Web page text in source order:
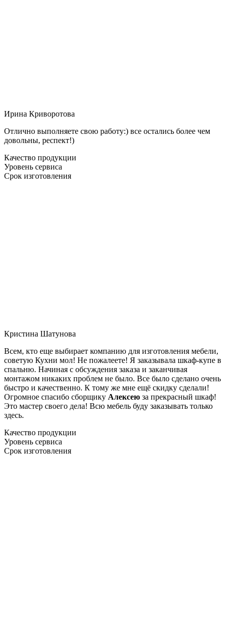
Ирина Криворотова
Отлично выполняете свою работу:) все остались более чем
довольны, респект!)
Качество продукции
Уровень сервиса
Срок изготовления
Кристина Шатунова
Всем, кто еще выбирает компанию для изготовления мебели,
советую Кухни мол! Не пожалеете! Я заказывала шкаф-купе в
спальню. Начиная с обсуждения заказа и заканчивая
монтажом никаких проблем не было. Все было сделано очень
быстро и качественно. К тому же мне ещё скидку сделали!
Огромное спасибо сборщику Алексею за прекрасный шкаф!
Это мастер своего дела! Всю мебель буду заказывать только
здесь.
Качество продукции
Уровень сервиса
Срок изготовления